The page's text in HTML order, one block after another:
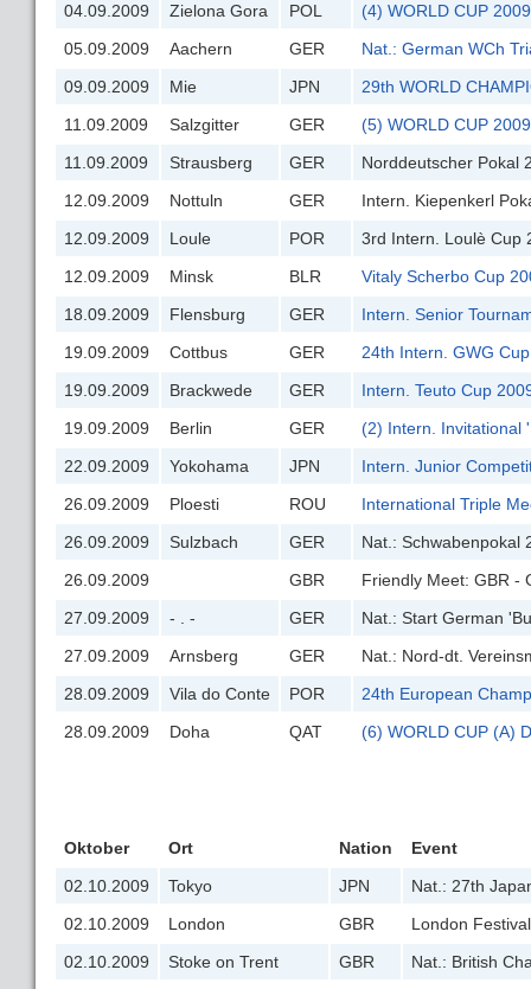
04.09.2009
Zielona Gora POL
(4) WORLD CUP 2009
05.09.2009
Aachern GER
Nat.: German WCh
09.09.2009
Mie JPN
29th WORLD
11.09.2009
Salzgitter GER
(5) WORLD CUP 2009
11.09.2009
Strausberg GER
Norddeutscher Pokal
12.09.2009
Nottuln GER
Intern. Kiepenkerl
12.09.2009
Loule POR
3rd Intern. Loulè Cup
12.09.2009
Minsk BLR
Vitaly Scherbo Cup
18.09.2009
Flensburg GER
Intern. Senior
19.09.2009
Cottbus GER
24th Intern. GWG
19.09.2009
Brackwede GER
Intern. Teuto Cup
19.09.2009
Berlin GER
(2) Intern. Invitational
22.09.2009
Yokohama JPN
Intern. Junior
26.09.2009
Ploesti ROU
International Triple
26.09.2009
Sulzbach GER
Nat.: Schwabenpokal
26.09.2009
GBR
Friendly Meet: GBR -
27.09.2009
- . - GER
Nat.: Start German
27.09.2009
Arnsberg GER
Nat.: Nord-dt.
28.09.2009
Vila do Conte POR
24th European
28.09.2009
Doha QAT (6) WORLD CUP (A)
Oktober Ort Nation
Event
02.10.2009
Tokyo JPN
Nat.: 27th
02.10.2009
London GBR
London
02.10.2009
Stoke on Trent GBR
Nat.: British